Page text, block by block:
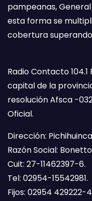
pampeanas, General
esta forma se
cobertura superando
Radio Contacto
capital de la
resolución Afsca -
Oficial.
Dirección:
Razón Social:
Cuit: 27-11462397-6.
Tel: 02954-15542981.
Fijos: 02954 429222-